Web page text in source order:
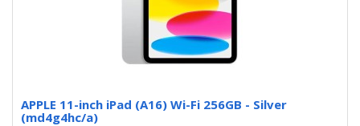
APPLE 11-inch iPad (A16) Wi-Fi 256GB - Silver
(md4g4hc/a)